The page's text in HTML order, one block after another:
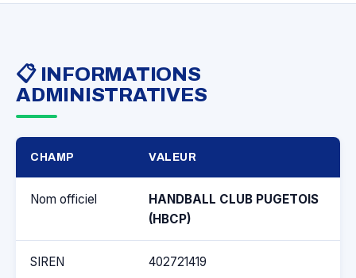
📋 INFORMATIONS
ADMINISTRATIVES
CHAMP VALEUR
Nom officiel
HANDBALL CLUB PUGETOIS
(HBCP)
SIREN 402721419